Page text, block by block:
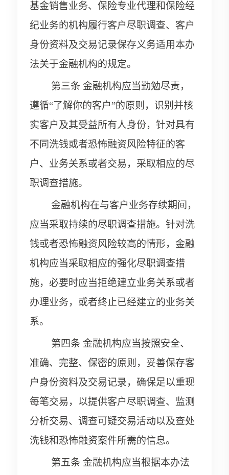
基金销售业务、保险专业代理和保险经
纪业务的机构履行客户尽职调查、客户
身份资料及交易记录保存义务适用本办
法关于金融机构的规定。
第三条 金融机构应当勤勉尽责，
遵循“了解你的客户”的原则，识别并核
实客户及其受益所有人身份，针对具有
不同洗钱或者恐怖融资风险特征的客
户、业务关系或者交易，采取相应的尽
职调查措施。
金融机构在与客户业务存续期间，
应当采取持续的尽职调查措施。针对洗
钱或者恐怖融资风险较高的情形，金融
机构应当采取相应的强化尽职调查措
施，必要时应当拒绝建立业务关系或者
办理业务，或者终止已经建立的业务关
系。
第四条 金融机构应当按照安全、
准确、完整、保密的原则，妥善保存客
户身份资料及交易记录，确保足以重现
每笔交易，以提供客户尽职调查、监测
分析交易、调查可疑交易活动以及查处
洗钱和恐怖融资案件所需的信息。
第五条 金融机构应当根据本办法